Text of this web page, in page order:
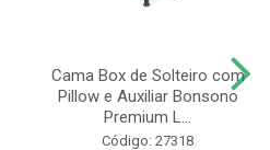
Cama Box de Solteiro com
Pillow e Auxiliar Bonsono
Premium L...
Código: 27318